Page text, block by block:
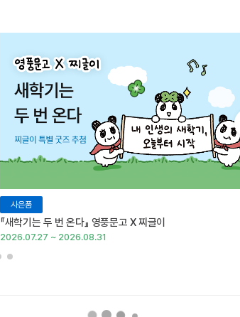
사은품
『새학기는 두 번 온다』 영풍문고 X 찌글이
2026.07.27 ~ 2026.08.31